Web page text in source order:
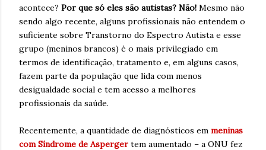
acontece? Por que só eles são autistas? Não! Mesmo não
sendo algo recente, alguns profissionais não entendem o
suficiente sobre Transtorno do Espectro Autista e esse
grupo (meninos brancos) é o mais privilegiado em
termos de identificação, tratamento e, em alguns casos,
fazem parte da população que lida com menos
desigualdade social e tem acesso a melhores
profissionais da saúde.
Recentemente, a quantidade de diagnósticos em meninas
com Síndrome de Asperger tem aumentado – a ONU fez